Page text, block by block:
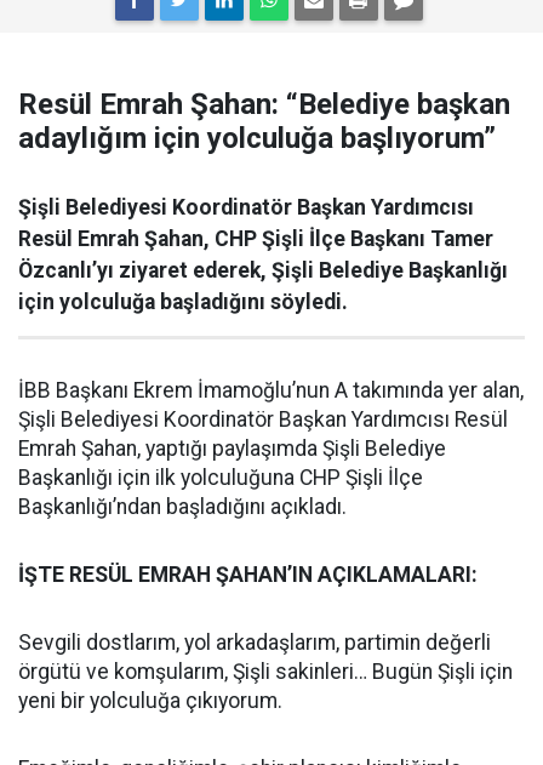
Resül Emrah Şahan: “Belediye başkan
adaylığım için yolculuğa başlıyorum”
Şişli Belediyesi Koordinatör Başkan Yardımcısı
Resül Emrah Şahan, CHP Şişli İlçe Başkanı Tamer
Özcanlı’yı ziyaret ederek, Şişli Belediye Başkanlığı
için yolculuğa başladığını söyledi.
İBB Başkanı Ekrem İmamoğlu’nun A takımında yer alan,
Şişli Belediyesi Koordinatör Başkan Yardımcısı Resül
Emrah Şahan, yaptığı paylaşımda Şişli Belediye
Başkanlığı için ilk yolculuğuna CHP Şişli İlçe
Başkanlığı’ndan başladığını açıkladı.
İŞTE RESÜL EMRAH ŞAHAN’IN AÇIKLAMALARI:
Sevgili dostlarım, yol arkadaşlarım, partimin değerli
örgütü ve komşularım, Şişli sakinleri… Bugün Şişli için
yeni bir yolculuğa çıkıyorum.